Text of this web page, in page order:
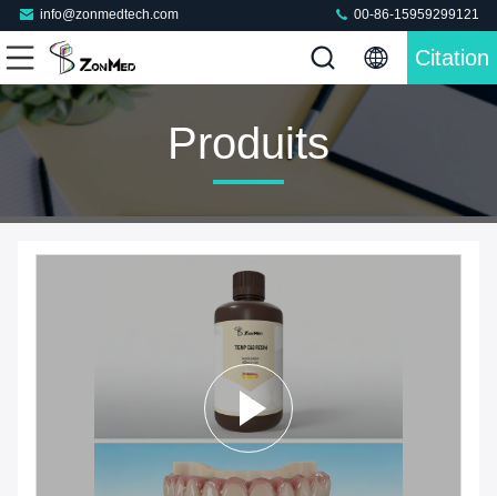
info@zonmedtech.com 00-86-15959299121
Citation
Produits